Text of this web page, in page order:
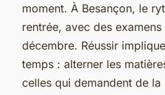
moment. À Besançon, le
rentrée, avec des
décembre. Réussir
temps : alterner les
celles qui demandent de